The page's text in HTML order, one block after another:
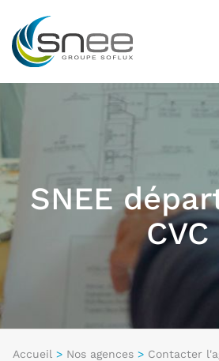
SNEE
CVC
Accueil > Nos agences> Contacter